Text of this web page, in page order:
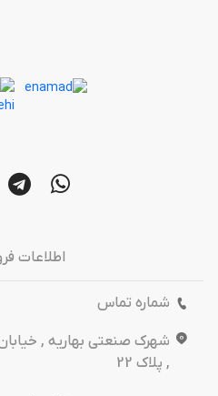
اطلاعات
شماره تماس
, پلاک 22